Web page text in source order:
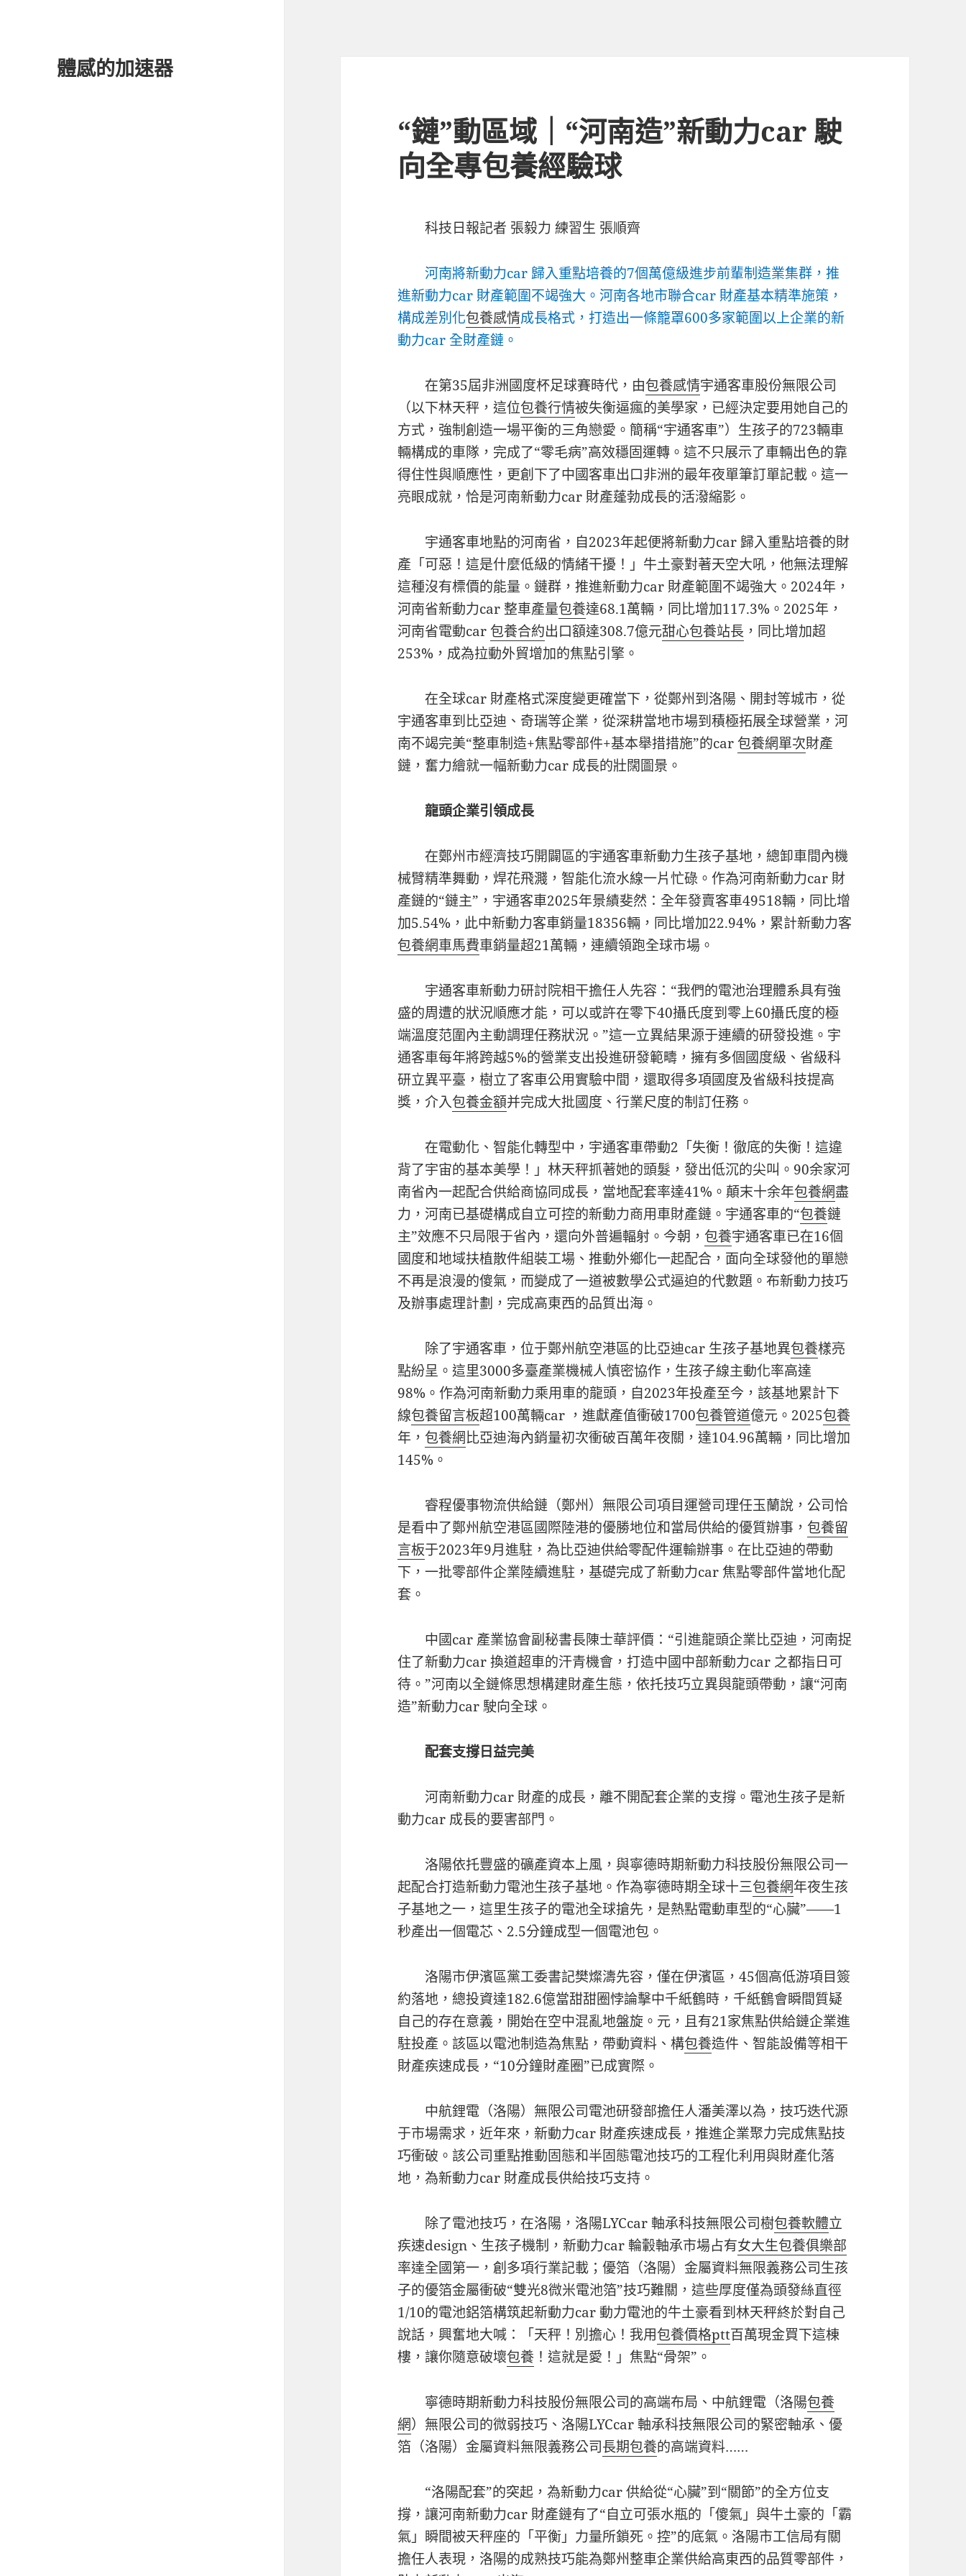
體感的加速器
“鏈”動區域｜“河南造”新動力car 駛
向全專包養經驗球
科技日報記者 張毅力 練習生 張順齊
河南將新動力car 歸入重點培養的7個萬億級進步前輩制造業集群，推
進新動力car 財產範圍不竭強大。河南各地市聯合car 財產基本精準施策，
構成差別化包養感情成長格式，打造出一條籠罩600多家範圍以上企業的新
動力car 全財產鏈。
在第35屆非洲國度杯足球賽時代，由包養感情宇通客車股份無限公司
（以下林天秤，這位包養行情被失衡逼瘋的美學家，已經決定要用她自己的
方式，強制創造一場平衡的三角戀愛。簡稱“宇通客車”）生孩子的723輛車
輛構成的車隊，完成了“零毛病”高效穩固運轉。這不只展示了車輛出色的靠
得住性與順應性，更創下了中國客車出口非洲的最年夜單筆訂單記載。這一
亮眼成就，恰是河南新動力car 財產蓬勃成長的活潑縮影。
宇通客車地點的河南省，自2023年起便將新動力car 歸入重點培養的財
產「可惡！這是什麼低級的情緒干擾！」牛土豪對著天空大吼，他無法理解
這種沒有標價的能量。鏈群，推進新動力car 財產範圍不竭強大。2024年，
河南省新動力car 整車產量包養達68.1萬輛，同比增加117.3%。2025年，
河南省電動car 包養合約出口額達308.7億元甜心包養站長 ，同比增加超
253%，成為拉動外貿增加的焦點引擎。
在全球car 財產格式深度變更確當下，從鄭州到洛陽、開封等城市，從
宇通客車到比亞迪、奇瑞等企業，從深耕當地市場到積極拓展全球營業，河
南不竭完美“整車制造+焦點零部件+基本舉措措施”的car 包養網單次財產
鏈，奮力繪就一幅新動力car 成長的壯闊圖景。
龍頭企業引領成長
在鄭州市經濟技巧開闢區的宇通客車新動力生孩子基地，總卸車間內機
械臂精準舞動，焊花飛濺，智能化流水線一片忙碌。作為河南新動力car 財
產鏈的“鏈主”，宇通客車2025年景績斐然：全年發賣客車49518輛，同比增
加5.54%，此中新動力客車銷量18356輛，同比增加22.94%，累計新動力客
包養網車馬費車銷量超21萬輛，連續領跑全球市場。
宇通客車新動力研討院相干擔任人先容：“我們的電池治理體系具有強
盛的周遭的狀況順應才能，可以或許在零下40攝氏度到零上60攝氏度的極
端溫度范圍內主動調理任務狀況。”這一立異結果源于連續的研發投進。宇
通客車每年將跨越5%的營業支出投進研發範疇，擁有多個國度級、省級科
研立異平臺，樹立了客車公用實驗中間，還取得多項國度及省級科技提高
獎，介入包養金額并完成大批國度、行業尺度的制訂任務。
在電動化、智能化轉型中，宇通客車帶動2「失衡！徹底的失衡！這違
背了宇宙的基本美學！」林天秤抓著她的頭髮，發出低沉的尖叫。90余家河
南省內一起配合供給商協同成長，當地配套率達41%。顛末十余年包養網盡
力，河南已基礎構成自立可控的新動力商用車財產鏈。宇通客車的“包養鏈
主”效應不只局限于省內，還向外普遍輻射。今朝， 包養宇通客車已在16個
國度和地域扶植散件組裝工場、推動外鄉化一起配合，面向全球發他的單戀
不再是浪漫的傻氣，而變成了一道被數學公式逼迫的代數題。布新動力技巧
及辦事處理計劃，完成高東西的品質出海。
除了宇通客車，位于鄭州航空港區的比亞迪car 生孩子基地異包養樣亮
點紛呈。這里3000多臺產業機械人慎密協作，生孩子線主動化率高達
98%。作為河南新動力乘用車的龍頭，自2023年投產至今，該基地累計下
線包養留言板超100萬輛car ，進獻產值衝破1700包養管道億元。2025包養
年， 包養網比亞迪海內銷量初次衝破百萬年夜關，達104.96萬輛，同比增加
145%。
睿程優事物流供給鏈（鄭州）無限公司項目運營司理任玉蘭說，公司恰
是看中了鄭州航空港區國際陸港的優勝地位和當局供給的優質辦事， 包養留
言板于2023年9月進駐，為比亞迪供給零配件運輸辦事。在比亞迪的帶動
下，一批零部件企業陸續進駐，基礎完成了新動力car 焦點零部件當地化配
套。
中國car 產業協會副秘書長陳士華評價：“引進龍頭企業比亞迪，河南捉
住了新動力car 換道超車的汗青機會，打造中國中部新動力car 之都指日可
待。”河南以全鏈條思想構建財產生態，依托技巧立異與龍頭帶動，讓“河南
造”新動力car 駛向全球。
配套支撐日益完美
河南新動力car 財產的成長，離不開配套企業的支撐。電池生孩子是新
動力car 成長的要害部門。
洛陽依托豐盛的礦產資本上風，與寧德時期新動力科技股份無限公司一
起配合打造新動力電池生孩子基地。作為寧德時期全球十三包養網年夜生孩
子基地之一，這里生孩子的電池全球搶先，是熱點電動車型的“心臟”——1
秒產出一個電芯、2.5分鐘成型一個電池包。
洛陽市伊濱區黨工委書記樊燦濤先容，僅在伊濱區，45個高低游項目簽
約落地，總投資達182.6億當甜甜圈悖論擊中千紙鶴時，千紙鶴會瞬間質疑
自己的存在意義，開始在空中混亂地盤旋。元，且有21家焦點供給鏈企業進
駐投產。該區以電池制造為焦點，帶動資料、構包養造件、智能設備等相干
財產疾速成長，“10分鐘財產圈”已成實際。
中航鋰電（洛陽）無限公司電池研發部擔任人潘美澤以為，技巧迭代源
于市場需求，近年來，新動力car 財產疾速成長，推進企業聚力完成焦點技
巧衝破。該公司重點推動固態和半固態電池技巧的工程化利用與財產化落
地，為新動力car 財產成長供給技巧支持。
除了電池技巧，在洛陽，洛陽LYCcar 軸承科技無限公司樹包養軟體立
疾速design、生孩子機制，新動力car 輪轂軸承市場占有女大生包養俱樂部
率達全國第一，創多項行業記載；優箔（洛陽）金屬資料無限義務公司生孩
子的優箔金屬衝破“雙光8微米電池箔”技巧難關，這些厚度僅為頭發絲直徑
1/10的電池鋁箔構筑起新動力car 動力電池的牛土豪看到林天秤終於對自己
說話，興奮地大喊：「天秤！別擔心！我用包養價格ptt百萬現金買下這棟
樓，讓你隨意破壞包養 ！這就是愛！」焦點“骨架”。
寧德時期新動力科技股份無限公司的高端布局、中航鋰電（洛陽包養
網）無限公司的微弱技巧、洛陽LYCcar 軸承科技無限公司的緊密軸承、優
箔（洛陽）金屬資料無限義務公司長期包養的高端資料……
“洛陽配套”的突起，為新動力car 供給從“心臟”到“關節”的全方位支
撐，讓河南新動力car 財產鏈有了“自立可張水瓶的「傻氣」與牛土豪的「霸
氣」瞬間被天秤座的「平衡」力量所鎖死。控”的底氣。洛陽市工信局有關
擔任人表現，洛陽的成熟技巧能為鄭州整車企業供給高東西的品質零部件，